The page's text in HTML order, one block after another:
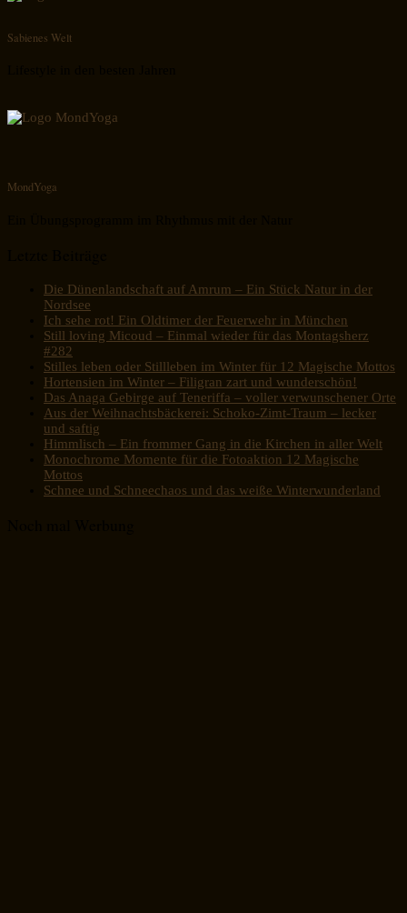
Sabienes Welt
MondYoga
Die Dünenlandschaft auf Amrum – Ein Stück Natur in der
Nordsee
Ich sehe rot! Ein Oldtimer der Feuerwehr in München
Still loving Micoud – Einmal wieder für das Montagsherz
#282
Stilles leben oder Stillleben im Winter für 12 Magische Mottos
Hortensien im Winter – Filigran zart und wunderschön!
Das Anaga Gebirge auf Teneriffa – voller verwunschener Orte
Aus der Weihnachtsbäckerei: Schoko-Zimt-Traum – lecker
und saftig
Himmlisch – Ein frommer Gang in die Kirchen in aller Welt
Monochrome Momente für die Fotoaktion 12 Magische
Mottos
Schnee und Schneechaos und das weiße Winterwunderland